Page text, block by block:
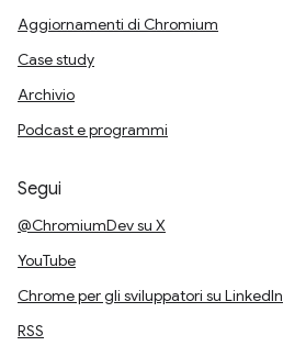
Aggiornamenti di Chromium
Case study
Archivio
Podcast e programmi
Segui
@ChromiumDev su X
YouTube
Chrome per gli sviluppatori su LinkedIn
RSS